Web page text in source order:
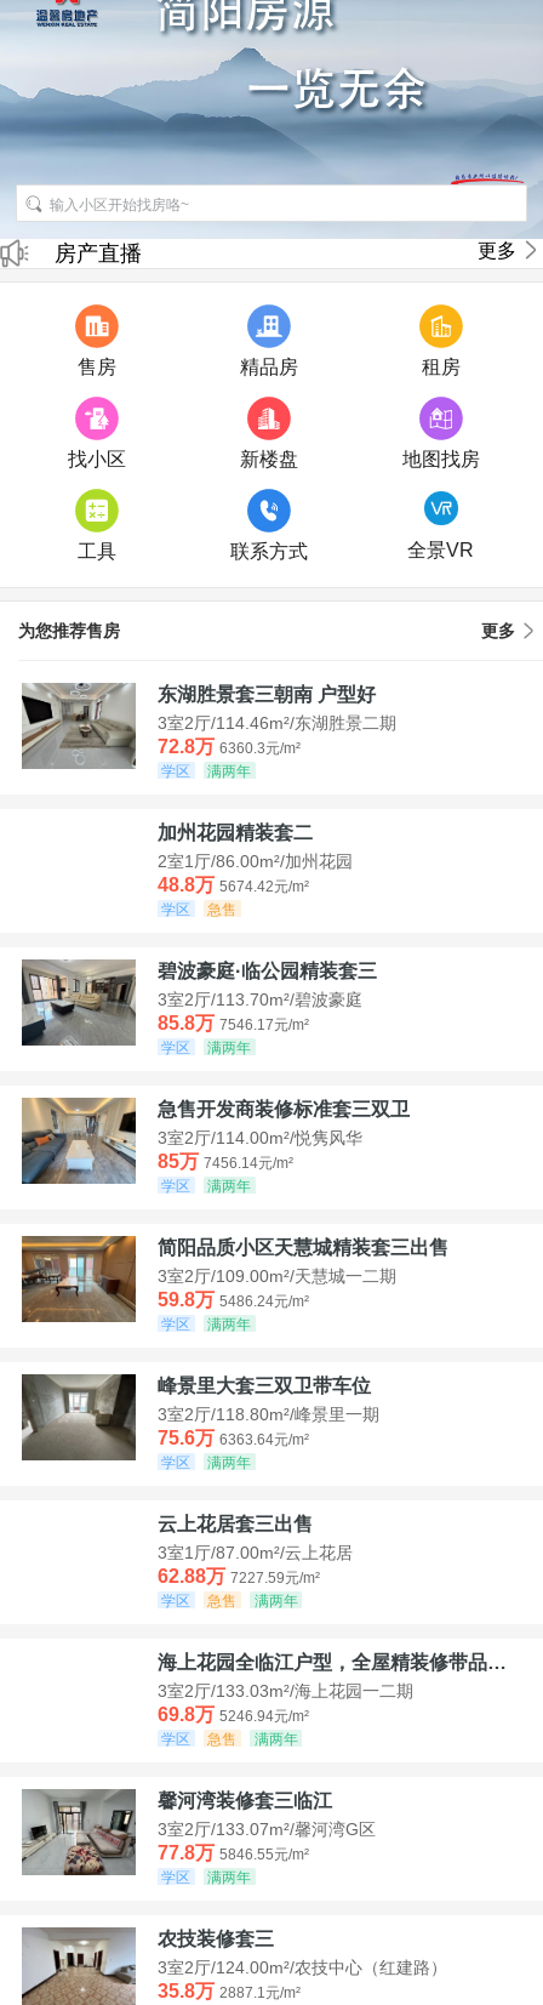
招聘房产销售经纪人
房产直播 更多
售房 精品房 租房
找小区 新楼盘 地图找房
工具 联系方式 全景VR
为您推荐售房 更多
东湖胜景套三朝南 户型好
3室2厅/114.46m²/东湖胜景二期
72.8万 6360.3元/m²
学区
满两年
加州花园精装套二
2室1厅/86.00m²/加州花园
48.8万 5674.42元/m²
学区
急售
碧波豪庭·临公园精装套三
3室2厅/113.70m²/碧波豪庭
85.8万 7546.17元/m²
学区
满两年
急售开发商装修标准套三双卫
3室2厅/114.00m²/悦隽风华
85万 7456.14元/m²
学区
满两年
简阳品质小区天慧城精装套三出售
3室2厅/109.00m²/天慧城一二期
59.8万 5486.24元/m²
学区
满两年
峰景里大套三双卫带车位
3室2厅/118.80m²/峰景里一期
75.6万 6363.64元/m²
学区
满两年
云上花居套三出售
3室1厅/87.00m²/云上花居
62.88万 7227.59元/m²
学区
急售 满两年
海上花园全临江户型，全屋精装修带品牌家具家电，诚意出售！
3室2厅/133.03m²/海上花园一二期
69.8万 5246.94元/m²
学区
急售 满两年
馨河湾装修套三临江
3室2厅/133.07m²/馨河湾G区
77.8万 5846.55元/m²
学区
满两年
农技装修套三
3室2厅/124.00m²/农技中心（红建路）
35.8万 2887.1元/m²